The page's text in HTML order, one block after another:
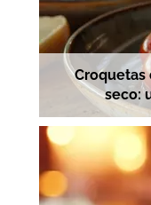
Croquetas
seco: